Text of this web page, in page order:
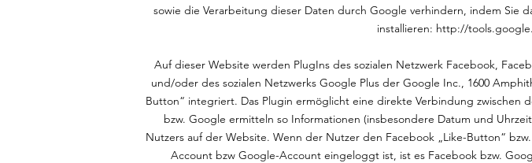
sowie die Verarbeitung dieser Daten durch Google verhindern, indem Sie
installieren: http://
Auf dieser Website werden PlugIns des sozialen Netzwerk Facebook,
und/oder des sozialen Netzwerks Google Plus der Google Inc., 1600
Button“ integriert. Das Plugin ermöglicht eine direkte Verbindung zwischen
bzw. Google ermitteln so Informationen (insbesondere Datum und
Nutzers auf der Website. Wenn der Nutzer den Facebook „Like-Button“
Account bzw Google-Account eingeloggt ist, ist es Facebook bzw.